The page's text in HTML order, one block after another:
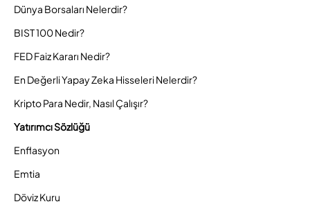
Dünya Borsaları Nelerdir?
BIST 100 Nedir?
FED Faiz Kararı Nedir?
En Değerli Yapay Zeka Hisseleri Nelerdir?
Kripto Para Nedir, Nasıl Çalışır?
Yatırımcı Sözlüğü
Enflasyon
Emtia
Döviz Kuru